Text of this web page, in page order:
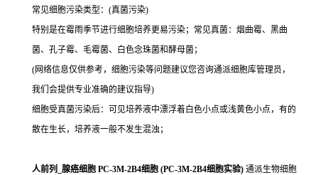
常见细胞污染类型：(真菌污染)
特别是在霉雨季节进行细胞培养更易污染；常见真菌：烟曲霉、黑曲
菌、孔子霉、毛霉菌、白色念珠菌和酵母菌；
(网络信息仅供参考，细胞污染等问题建议您咨询通派细胞库管理员，
我们会提供专业准确的建议指导)
细胞受真菌污染后：可见培养液中漂浮着白色小点或浅黄色小点，有的
散在生长，培养液一般不发生混浊；
人前列_腺癌细胞 PC-3M-2B4细胞 (PC-3M-2B4细胞实验) 通派生物细胞